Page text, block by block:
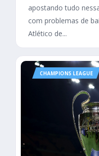
apostando tudo
com problemas de
Atlético de...
CHAMPIONS LEAGUE